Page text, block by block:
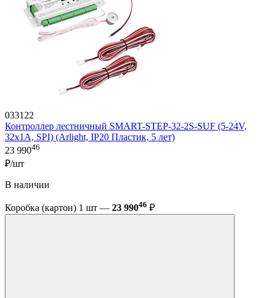
033122
Контроллер лестничный SMART-STEP-32-2S-SUF (5-24V,
32x1A, SPI) (Arlight, IP20 Пластик, 5 лет)
23 99046
₽/шт
В наличии
Коробка (картон) 1 шт — 23 99046 ₽